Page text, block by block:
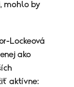
mohlo by
Lockeová
ako
aktívne: